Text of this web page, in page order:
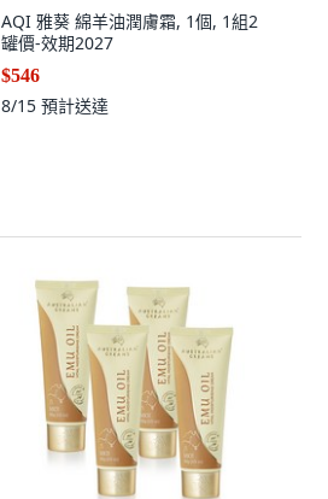
AQI 雅葵 綿羊油潤膚霜, 1個, 1組2
罐價-效期2027
$546
8/15 預計送達